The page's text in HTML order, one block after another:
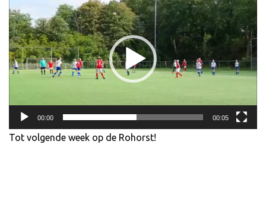
00:00 00:05
Tot volgende week op de Rohorst!